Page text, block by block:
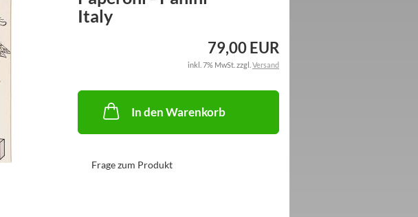
Italy
79,00 EUR
inkl. 7% MwSt. zzgl. Versand
In den Warenkorb
Frage zum Produkt